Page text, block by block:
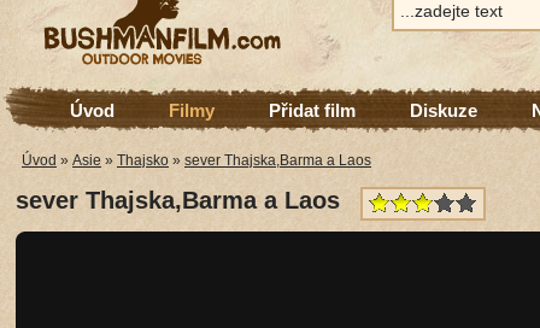
Úvod Filmy Přidat film Diskuze
Úvod » Asie » Thajsko » sever Thajska,Barma a Laos
sever Thajska,Barma a Laos